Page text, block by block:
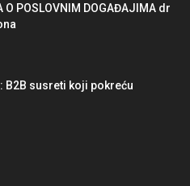
O POSLOVNIM DOGAĐAJIMA dr
B2B susreti koji pokreću